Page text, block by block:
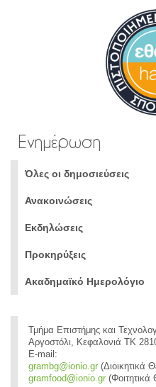
Ενημέρωση
Όλες οι δημοσιεύσεις
Ανακοινώσεις
Εκδηλώσεις
Προκηρύξεις
Ακαδημαϊκό Ημερολόγιο
Τμήμα Επιστήμης και
Αργοστόλι, Κεφαλονιά ΤΚ
E-mail:
grambg@ionio.gr (Διοικητικά
gramfood@ionio.gr (Φοιτητικά